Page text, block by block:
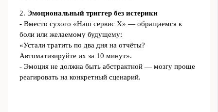
2. Эмоциональный триггер без истерики
- Вместо сухого «Наш сервис X» — обращаемся к
боли или желаемому будущему:
«Устали тратить по два дня на отчёты?
Автоматизируйте их за 10 минут».
- Эмоция не должна быть абстрактной — мозгу проще
реагировать на конкретный сценарий.